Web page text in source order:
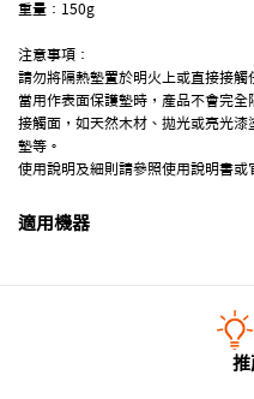
重量：150g
注意事項：
請勿將隔熱墊置於明火上或直接接觸
當用作表面保護墊時，產品不會完
接觸面，如天然木材、拋光或亮光
墊等。
使用說明及細則請參照使用說明書或
適用機器
推